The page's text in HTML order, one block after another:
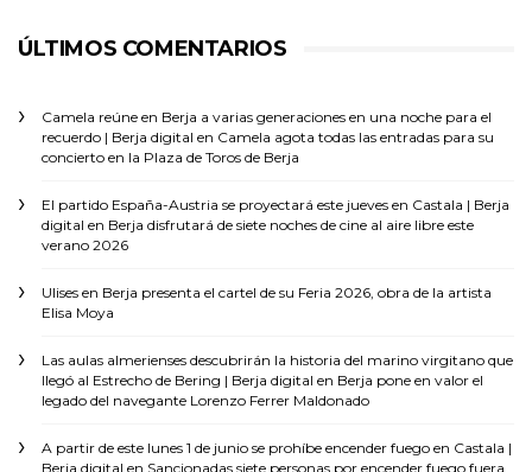
ÚLTIMOS COMENTARIOS
Camela reúne en Berja a varias generaciones en una noche para el
recuerdo | Berja digital en Camela agota todas las entradas para su
concierto en la Plaza de Toros de Berja
El partido España-Austria se proyectará este jueves en Castala | Berja
digital en Berja disfrutará de siete noches de cine al aire libre este
verano 2026
Ulises en Berja presenta el cartel de su Feria 2026, obra de la artista
Elisa Moya
Las aulas almerienses descubrirán la historia del marino virgitano que
llegó al Estrecho de Bering | Berja digital en Berja pone en valor el
legado del navegante Lorenzo Ferrer Maldonado
A partir de este lunes 1 de junio se prohíbe encender fuego en Castala |
Berja digital en Sancionadas siete personas por encender fuego fuera